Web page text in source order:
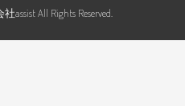
assist All Rights Reserved.